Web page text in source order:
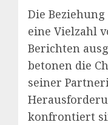
Die
eine Vielzahl
Berichten
betonen die
seiner
konfrontiert